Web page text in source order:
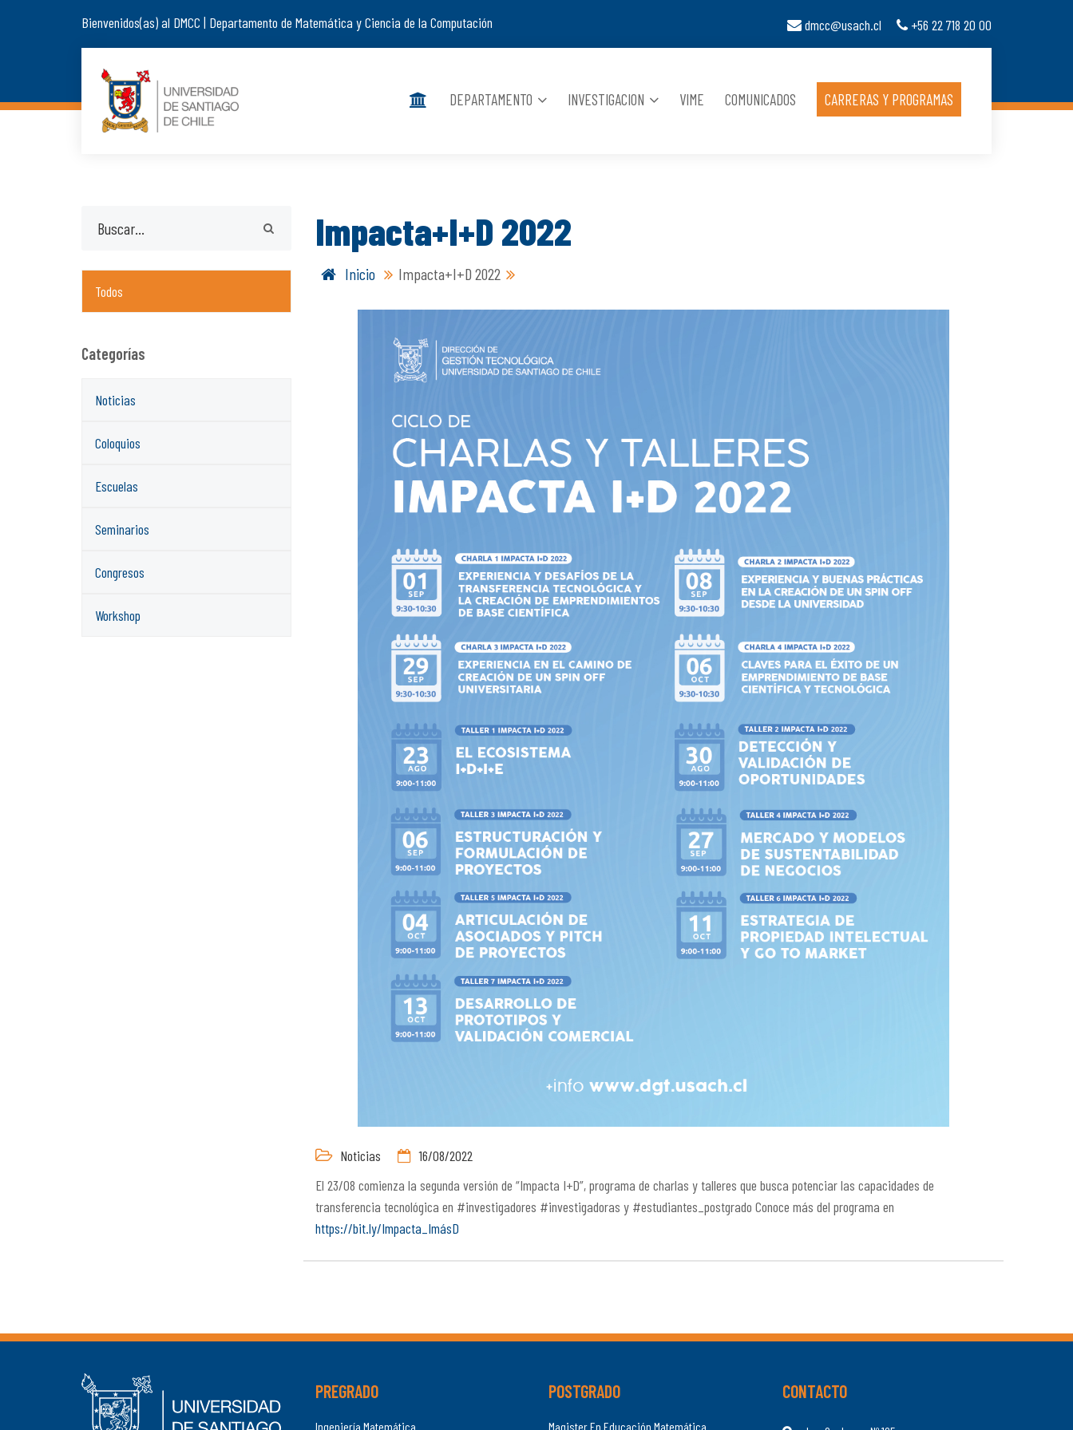
Bienvenidos(as) al DMCC | Departamento de Matemática y Ciencia de la Computación dmcc@usach.cl +56 22 718 20 00
DEPARTAMENTO INVESTIGACION VIME COMUNICADOS CARRERAS Y PROGRAMAS
Todos
Categorías
Noticias
Coloquios
Escuelas
Seminarios
Congresos
Workshop
Impacta+I+D 2022
Inicio Impacta+I+D 2022
Noticias
16/08/2022
El 23/08 comienza la segunda versión de “Impacta I+D”, programa de charlas y talleres que busca potenciar las capacidades de
transferencia tecnológica en #investigadores #investigadoras y #estudiantes_postgrado Conoce más del programa en
https://bit.ly/Impacta_ImásD
PREGRADO
Ingeniería Matemática
POSTGRADO
Magister En Educación Matemática
CONTACTO